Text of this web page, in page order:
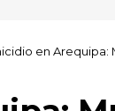
en Arequipa: